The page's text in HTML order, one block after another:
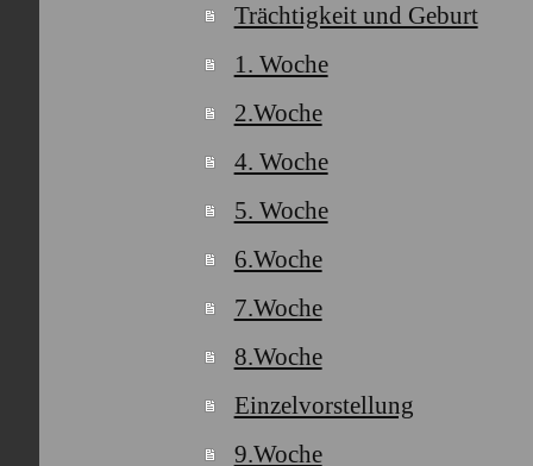
Trächtigkeit und Geburt
1. Woche
2.Woche
4. Woche
5. Woche
6.Woche
7.Woche
8.Woche
Einzelvorstellung
9.Woche